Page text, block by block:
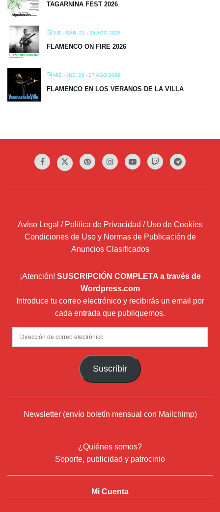
TAGARNINA FEST 2026
VIE - SÁB, 21 - 29 AGO 2026
FLAMENCO ON FIRE 2026
MIÉ - JUE, 26 - 27 AGO 2026
FLAMENCO EN LOS VERANOS DE LA VILLA
Aviso Legal / Política de Privacidad / Uso de Cookies
Condiciones de Uso y Normas de Publicación de
Anuncios Clasificados
¡Atención! SUSCRIPCIÓN COMPLETA a través de
Wordpress.com
Introduce tu correo electrónico y recibirás un email por
cada entrada que publiquemos.
Dirección
de
Suscribir
Newsletter (envío boletín mensual con Mailchimp)
¿Quiénes somos?
Soporte, publicidad y patrocinio
Mi Cuenta